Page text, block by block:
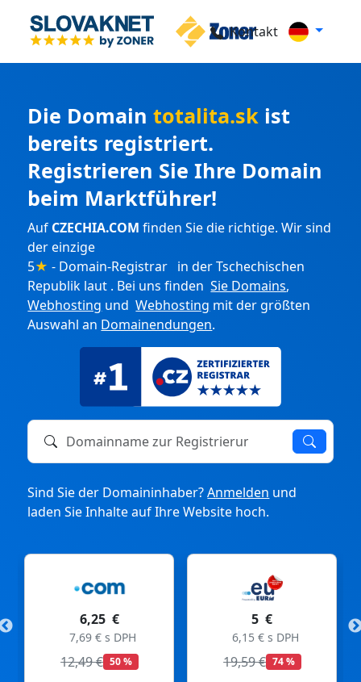
Kontakt
Die Domaintotalita.sk ist
bereits registriert.
Registrieren Sie Ihre Domain
beim Marktführer!
Auf CZECHIA.COM finden Sie die richtige. Wir sind
der einzige
5★ - Domain-Registrar in der Tschechischen
Republik laut . Bei uns findenSie Domains,
Webhosting undWebhosting mit der größten
Auswahl an Domainendungen.
Domainname zur Registrierung oder zum Transfer
Sind Sie der Domaininhaber?Anmelden und
laden Sie Inhalte auf Ihre Website hoch.
5 €
6,15 € s DPH
19,59 €
13,53 € s DPH